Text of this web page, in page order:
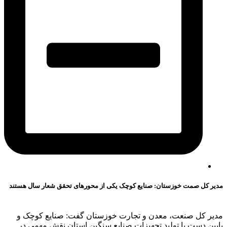
مدیر کل صمت خوزستان: صنایع کوچک یکی از محورهای تحقق شعار سال هستند
مدیر کل صنعت، معدن و تجارت خوزستان گفت: صنایع کوچک و
پایین دست با تولید تجهیزات صنایع سنگین استان نقش مهمی در